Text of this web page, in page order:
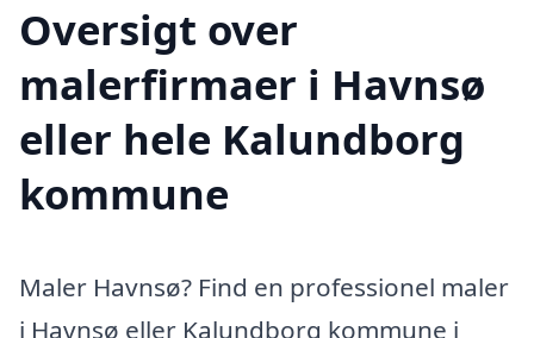
Oversigt over
malerfirmaer i Havnsø
eller hele Kalundborg
kommune
Maler Havnsø? Find en professionel maler
i Havnsø eller Kalundborg kommune i